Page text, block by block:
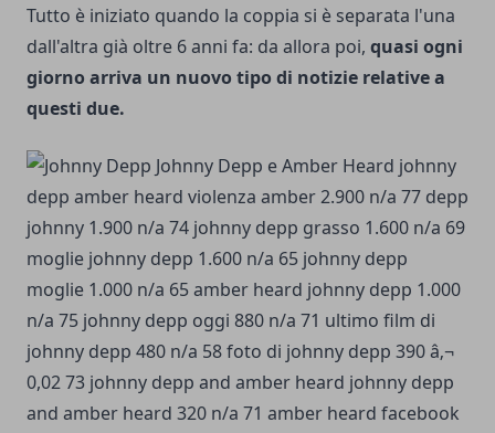
Tutto è iniziato quando la coppia si è separata l'una
dall'altra già oltre 6 anni fa: da allora poi, quasi ogni
giorno arriva un nuovo tipo di notizie relative a
questi due.